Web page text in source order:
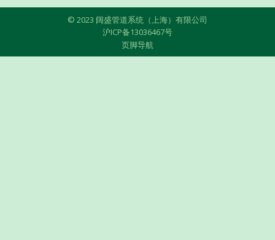
© 2023 阔盛管道系统（上海）有限公司
沪ICP备13036467号
页脚导航